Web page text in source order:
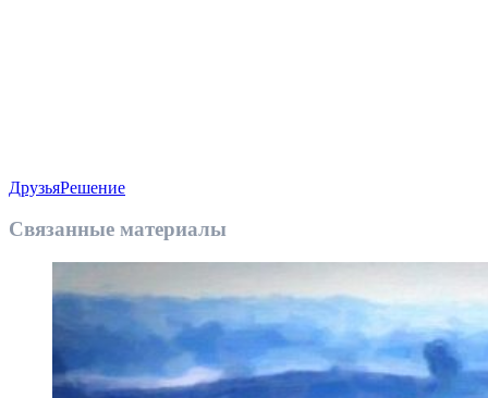
ДрузьяРешение
Связанные материалы